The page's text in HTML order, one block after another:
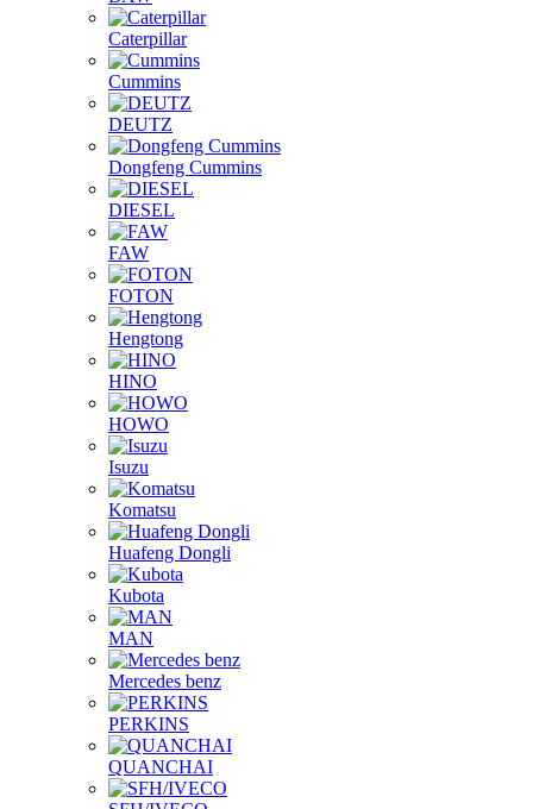
Caterpillar
Cummins
DEUTZ
Dongfeng Cummins
DIESEL
FAW
FOTON
Hengtong
HINO
HOWO
Isuzu
Komatsu
Huafeng Dongli
Kubota
MAN
Mercedes benz
PERKINS
QUANCHAI